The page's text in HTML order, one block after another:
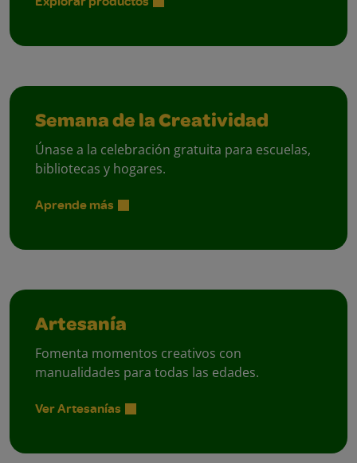
Semana de la Creatividad
Únase a la celebración gratuita para escuelas,
bibliotecas y hogares.
Aprende más
Artesanía
Fomenta momentos creativos con
manualidades para todas las edades.
Ver Artesanías